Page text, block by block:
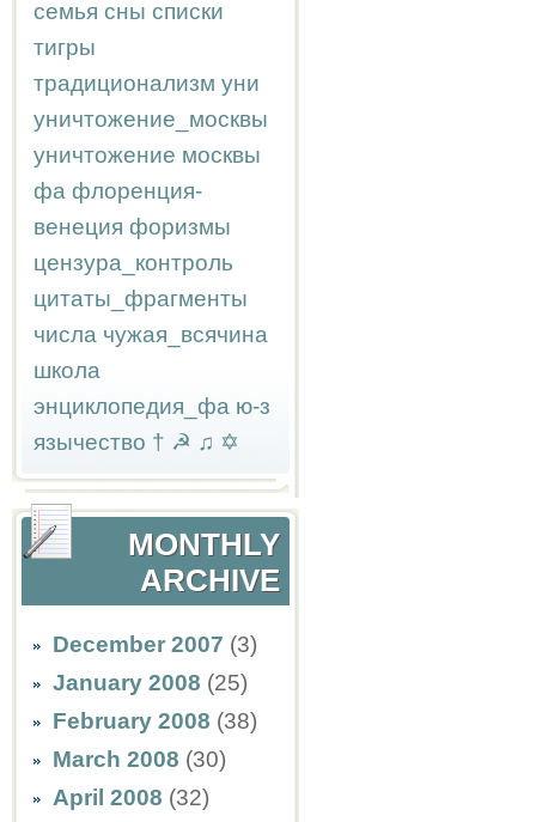
семья сны списки
тигры
традиционализм уни
уничтожение_москвы
уничтожение москвы
фа флоренция-
венеция форизмы
цензура_контроль
цитаты_фрагменты
числа чужая_всячина
школа
энциклопедия_фа ю-з
язычество † ☭ ♫ ✡
MONTHLY
ARCHIVE
December 2007 (3)
January 2008 (25)
February 2008 (38)
March 2008 (30)
April 2008 (32)